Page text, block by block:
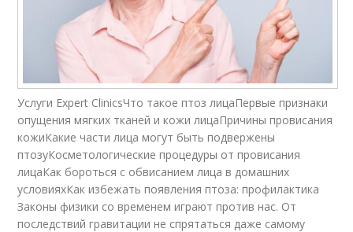
Услуги Expert ClinicsЧто такое птоз лицаПервые признаки
опущения мягких тканей и кожи лицаПричины провисания
кожиКакие части лица могут быть подвержены
птозуКосметологические процедуры от провисания
лицаКак бороться с обвисанием лица в домашних
условияхКак избежать появления птоза: профилактика
Законы физики со временем играют против нас. От
последствий гравитации не спрятаться даже самому